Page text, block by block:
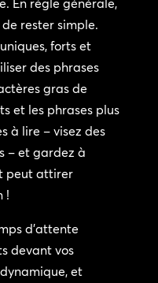
de rester simple.
forts et
des phrases
gras de
et les phrases plus
à lire – visez des
– et gardez à
peut attirer
!
d’attente
devant vos
et